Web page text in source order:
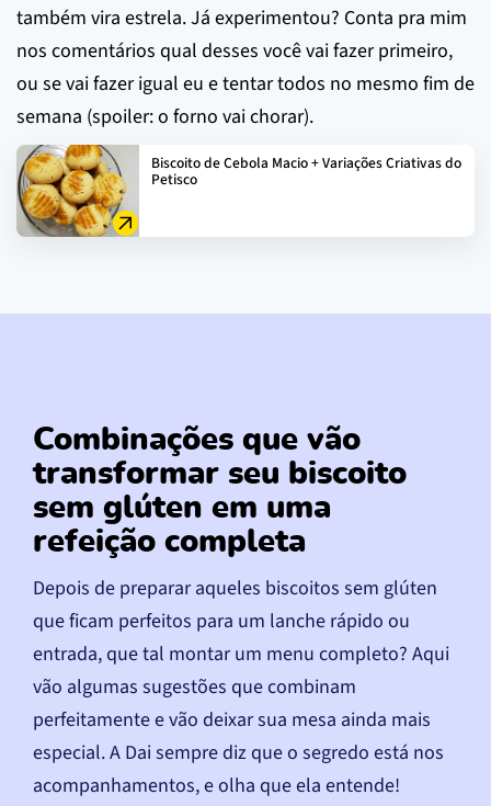
também vira estrela. Já experimentou? Conta pra mim
nos comentários qual desses você vai fazer primeiro,
ou se vai fazer igual eu e tentar todos no mesmo fim de
semana (spoiler: o forno vai chorar).
Biscoito de Cebola Macio + Variações Criativas do
Petisco
Combinações que vão
transformar seu biscoito
sem glúten em uma
refeição completa
Depois de preparar aqueles biscoitos sem glúten
que ficam perfeitos para um lanche rápido ou
entrada, que tal montar um menu completo? Aqui
vão algumas sugestões que combinam
perfeitamente e vão deixar sua mesa ainda mais
especial. A Dai sempre diz que o segredo está nos
acompanhamentos, e olha que ela entende!